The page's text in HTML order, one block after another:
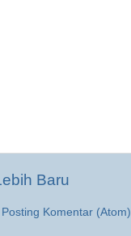
Baru
Posting Komentar (Atom)